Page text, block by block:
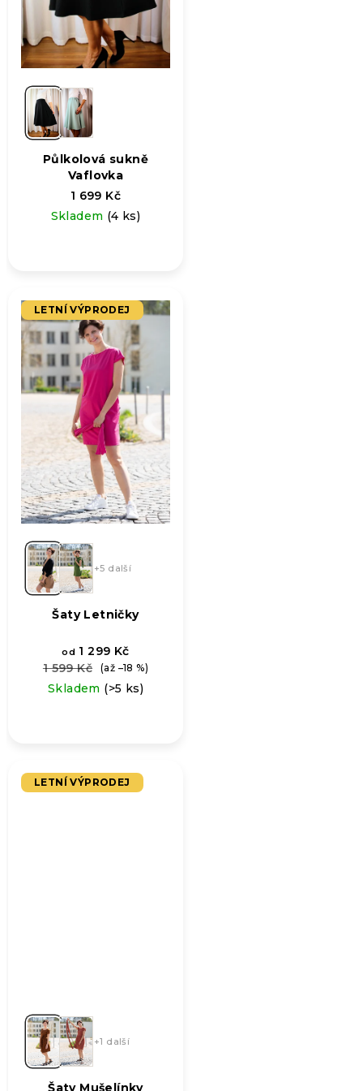
Půlkolová sukně
Vaflovka
1 699 Kč
Skladem (4 ks)
LETNÍ VÝPRODEJ
+5 další
Šaty Letničky
od 1 299 Kč
1 599 Kč
(až –18 %)
Skladem (>5 ks)
LETNÍ VÝPRODEJ
+1 další
Šaty Mušelínky